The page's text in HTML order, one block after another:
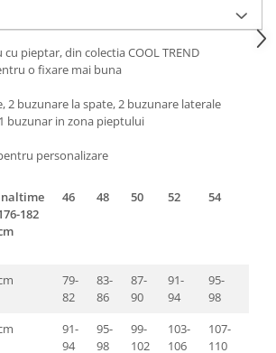
pieptar
pieptar, din colectia COOL TREND
o fixare mai buna
2 buzunare la spate, 2 buzunare laterale
buzunar in zona pieptului
personalizare
182
46 48 50 52 54
79-
82
83-
86
87-
90
91-
94
95-
98
91-
94
95-
98
99-
102
103-
106
107-
110